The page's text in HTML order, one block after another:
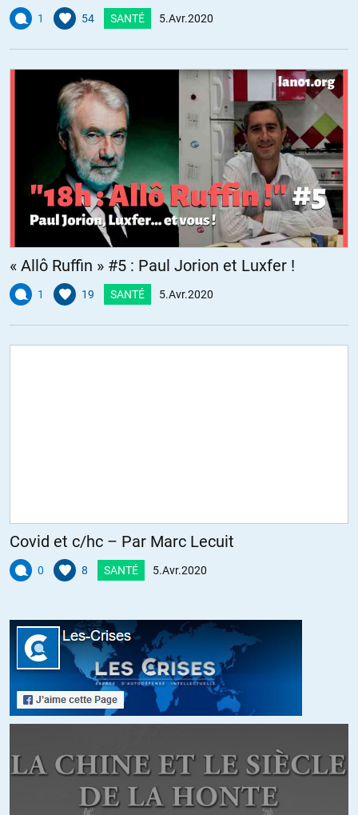
1 54 SANTÉ 5.Avr.2020
« Allô Ruffin » #5 : Paul Jorion et Luxfer !
1 19 SANTÉ 5.Avr.2020
Covid et c/hc – Par Marc Lecuit
0 8 SANTÉ 5.Avr.2020